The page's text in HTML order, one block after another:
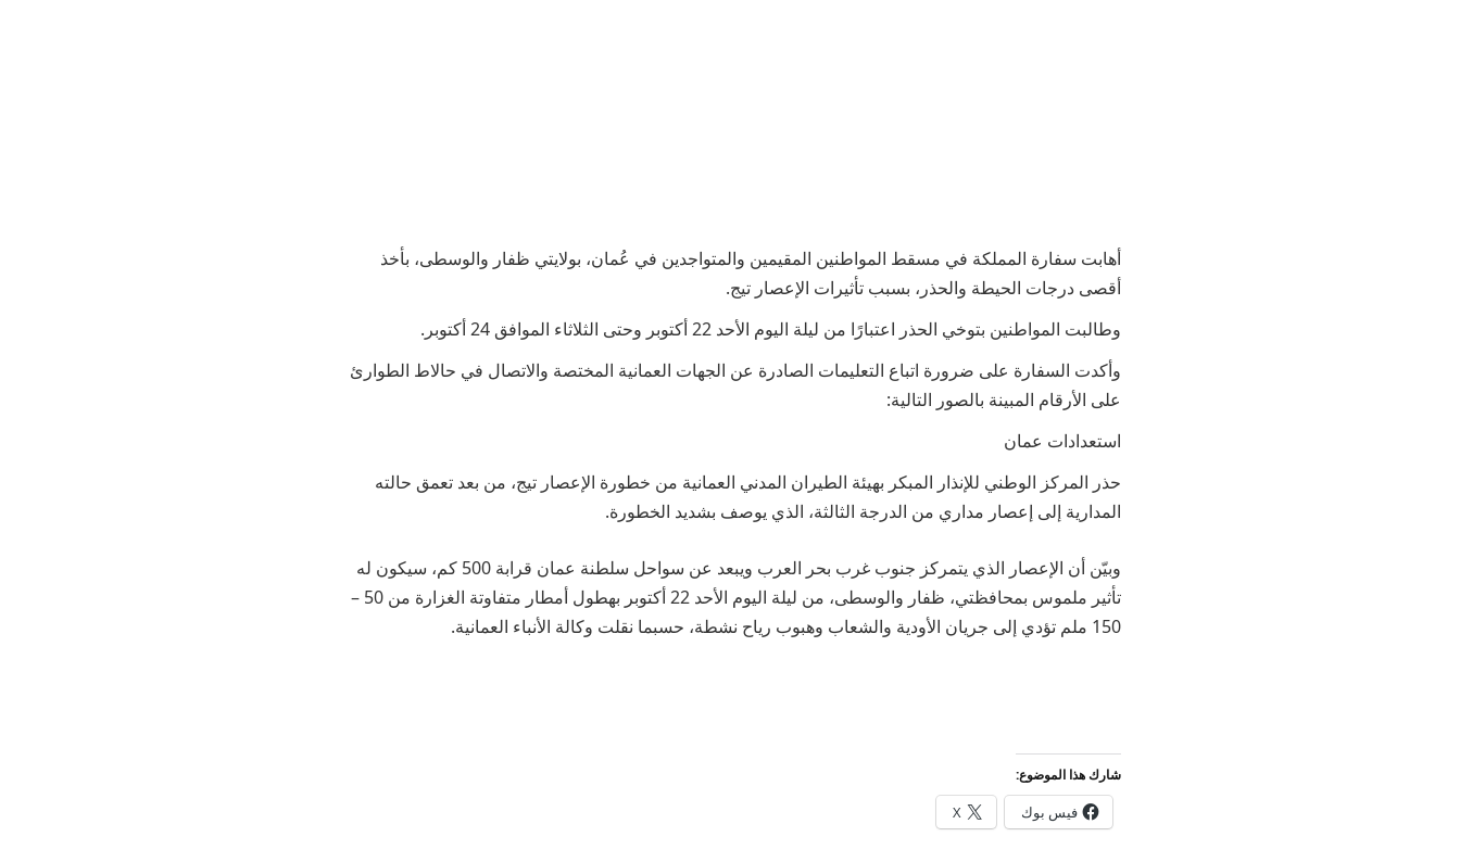
أهابت سفارة المملكة في مسقط المواطنين المقيمين والمتواجدين في عُمان، بولايتي ظفار والوسطى، بأخذ
أقصى درجات الحيطة والحذر، بسبب تأثيرات الإعصار تيج.
وطالبت المواطنين بتوخي الحذر اعتبارًا من ليلة اليوم الأحد 22 أكتوبر وحتى الثلاثاء الموافق 24 أكتوبر.
وأكدت السفارة على ضرورة اتباع التعليمات الصادرة عن الجهات العمانية المختصة والاتصال في حالاط الطوارئ
على الأرقام المبينة بالصور التالية:
استعدادات عمان
حذر المركز الوطني للإنذار المبكر بهيئة الطيران المدني العمانية من خطورة الإعصار تيج، من بعد تعمق حالته
المدارية إلى إعصار مداري من الدرجة الثالثة، الذي يوصف بشديد الخطورة.
وبيّن أن الإعصار الذي يتمركز جنوب غرب بحر العرب ويبعد عن سواحل سلطنة عمان قرابة 500 كم، سيكون له
تأثير ملموس بمحافظتي، ظفار والوسطى، من ليلة اليوم الأحد 22 أكتوبر بهطول أمطار متفاوتة الغزارة من 50 –
150 ملم تؤدي إلى جريان الأودية والشعاب وهبوب رياح نشطة، حسبما نقلت وكالة الأنباء العمانية.
شارك هذا الموضوع:
فيس بوك X